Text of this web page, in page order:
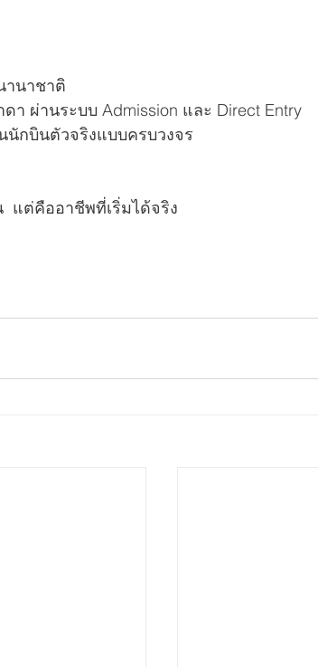
านาชาติ
า ผ่านระบบ Admission และ Direct Entry
นักบินตัวจริงแบบครบวงจร
แต่คืออาชีพที่เริ่มได้จริง